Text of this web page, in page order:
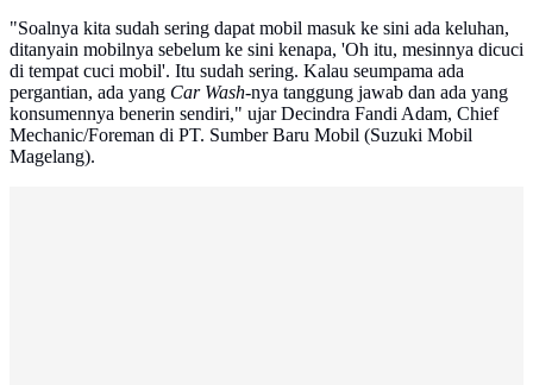
"Soalnya kita sudah sering dapat mobil masuk ke sini ada keluhan,
ditanyain mobilnya sebelum ke sini kenapa, 'Oh itu, mesinnya dicuci
di tempat cuci mobil'. Itu sudah sering. Kalau seumpama ada
pergantian, ada yang Car Wash-nya tanggung jawab dan ada yang
konsumennya benerin sendiri," ujar Decindra Fandi Adam, Chief
Mechanic/Foreman di PT. Sumber Baru Mobil (Suzuki Mobil
Magelang).